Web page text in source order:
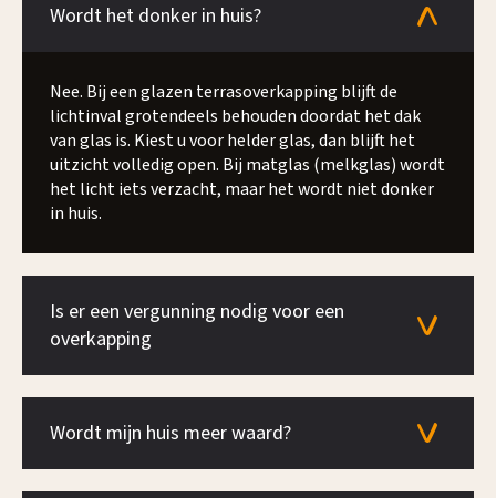
Wordt het donker in huis?
Nee. Bij een glazen terrasoverkapping blijft de
lichtinval grotendeels behouden doordat het dak
van glas is. Kiest u voor helder glas, dan blijft het
uitzicht volledig open. Bij matglas (melkglas) wordt
het licht iets verzacht, maar het wordt niet donker
in huis.
Is er een vergunning nodig voor een
overkapping
Wordt mijn huis meer waard?